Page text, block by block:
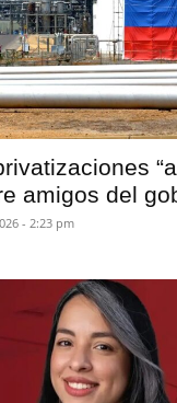
amigos del
- 2:23 pm